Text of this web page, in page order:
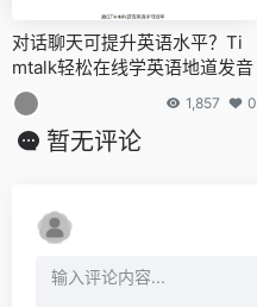
对话聊天可提升英语水平？Ti
mtalk轻松在线学英语地道发音
1,857 0
暂无评论